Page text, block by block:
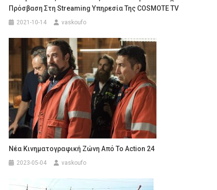
Πρόσβαση Στη Streaming Υπηρεσία Της COSMOTE TV
2021-10-14 vaskoufo
Νέα Κινηματογραφική Ζώνη Από Το Action 24
2023-05-04 vaskoufo